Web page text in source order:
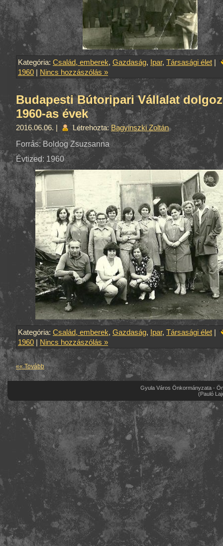
Kategória: Család, emberek, Gazdaság, Ipar, Társasági élet
1960
Nincs hozzászólás »
Budapesti Bútoripari Vállalat
1960-as évek
2016.06.06. | Létrehozta:Bagyinszki Zoltán
Forrás: Boldog Zsuzsanna
Évtized: 1960
Kategória: Család, emberek, Gazdaság, Ipar, Társasági élet
1960
Nincs hozzászólás »
«« Tovább
Gyula Város Önkormányzata -
(Pauló